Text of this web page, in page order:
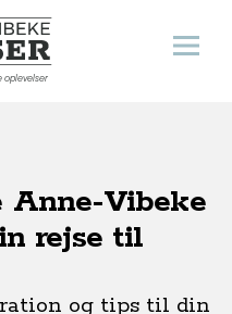
Rejser
oplevelser
Åbn
Anne-Vibeke
rejse til
og tips til din